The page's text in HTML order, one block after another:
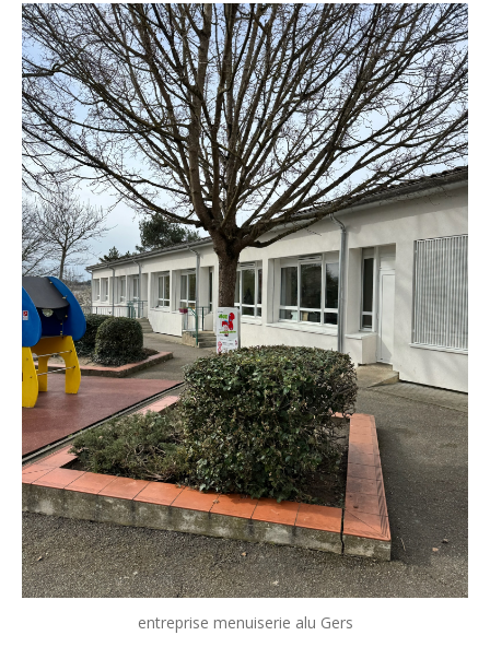
entreprise menuiserie alu Gers